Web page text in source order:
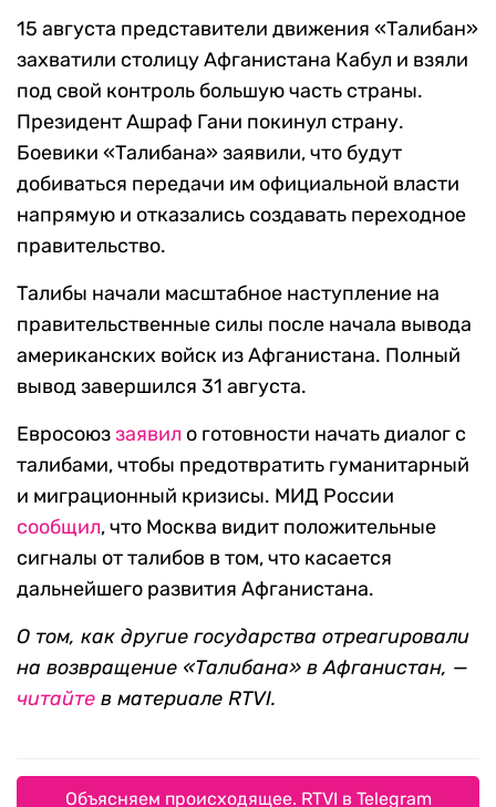
15 августа представители движения «Талибан»
захватили столицу Афганистана Кабул и взяли
под свой контроль большую часть страны.
Президент Ашраф Гани покинул страну.
Боевики «Талибана» заявили, что будут
добиваться передачи им официальной власти
напрямую и отказались создавать переходное
правительство.
Талибы начали масштабное наступление на
правительственные силы после начала вывода
американских войск из Афганистана. Полный
вывод завершился 31 августа.
Евросоюззаявил о готовности начать диалог с
талибами, чтобы предотвратить гуманитарный
и миграционный кризисы. МИД России
сообщил, что Москва видит положительные
сигналы от талибов в том, что касается
дальнейшего развития Афганистана.
О том, как другие государства отреагировали
на возвращение «Талибана» в Афганистан, —
читайте в материале RTVI.
Объясняем происходящее. RTVI в Telegram